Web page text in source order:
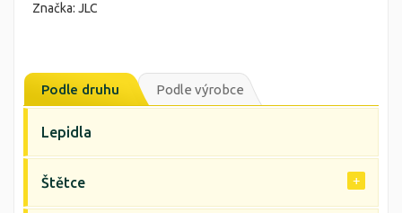
Značka: JLC
Podle druhu Podle výrobce
Lepidla
Štětce